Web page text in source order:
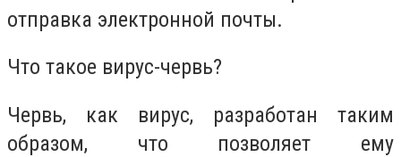
отправка электронной почты.
Что такое вирус-червь?
Червь, как вирус, разработан таким
образом, что позволяет ему